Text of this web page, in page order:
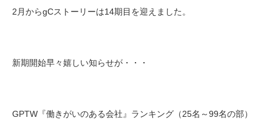
2月からgCストーリーは14期目を迎えました。
新期開始早々嬉しい知らせが・・・
GPTW『働きがいのある会社』ランキング（25名～99名の部）